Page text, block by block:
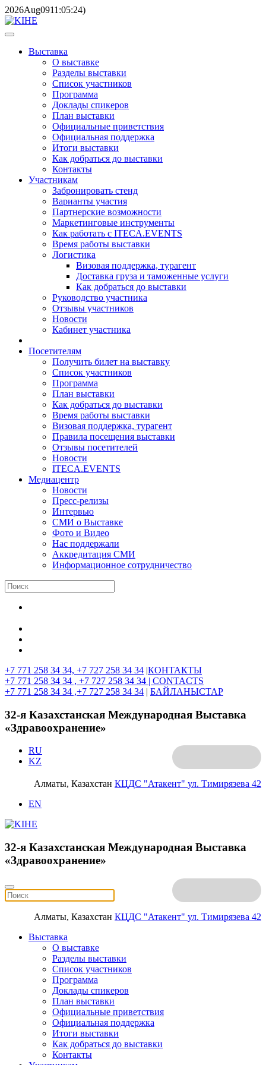
2026Aug0911:05:24)
Выставка
О выставке
Разделы выставки
Список участников
Программа
Доклады спикеров
План выставки
Официальные приветствия
Официальная поддержка
Итоги выставки
Как добраться до выставки
Контакты
Участникам
Забронировать стенд
Варианты участия
Партнерские возможности
Маркетинговые инструменты
Как работать с ITECA.EVENTS
Время работы выставки
Логистика
Визовая поддержка, турагент
Доставка груза и таможенные услуги
Как добраться до выставки
Руководство участника
Отзывы участников
Новости
Кабинет участника
Посетителям
Получить билет на выставку
Список участников
Программа
План выставки
Как добраться до выставки
Время работы выставки
Визовая поддержка, турагент
Правила посещения выставки
Отзывы посетителей
Новости
ITECA.EVENTS
Медиацентр
Новости
Пресс-релизы
Интервью
СМИ о Выставке
Фото и Видео
Нас поддержали
Аккредитация СМИ
Информационное сотрудничество
+7 771 258 34 34, +7 727 258 34 34 |КОНТАКТЫ
+7 771 258 34 34 , +7 727 258 34 34 | CONTACTS
+7 771 258 34 34 ,+7 727 258 34 34 | БАЙЛАНЫСТАР
32-я Казахстанская Международная Выставка
«Здравоохранение»
Алматы, Казахстан КЦДС "Атакент" ул. Тимирязева 42
RU
KZ
EN
32-я Казахстанская Международная Выставка
«Здравоохранение»
Алматы, Казахстан КЦДС "Атакент" ул. Тимирязева 42
Выставка
О выставке
Разделы выставки
Список участников
Программа
Доклады спикеров
План выставки
Официальные приветствия
Официальная поддержка
Итоги выставки
Как добраться до выставки
Контакты